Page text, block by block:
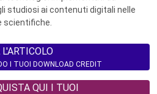
studiosi ai contenuti digitali nelle
scientifiche.
I TUOI DOWNLOAD CREDIT
QUI I TUOI